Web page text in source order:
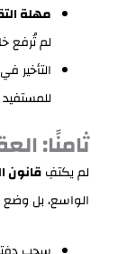
مهلة
لم تُرفع
التأخير
ثامنًا:
لم يكتفِقانون
الواسع، بل